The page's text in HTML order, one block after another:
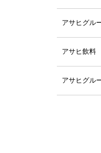
2021年
2020年
アサヒグル
アサヒ飲料
アサヒグル